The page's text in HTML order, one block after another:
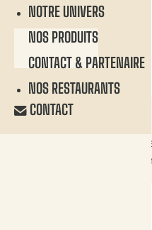
NOTRE UNIVERS
NOS PRODUITS
CONTACT & PARTENAIRE
NOS RESTAURANTS
CONTACT
Pain baguette Pierrette,
emmental, poulet crudités,